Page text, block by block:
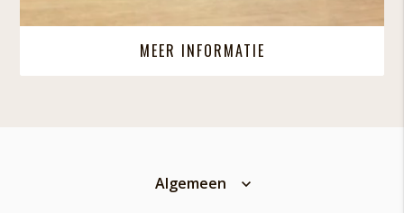
MEER INFORMATIE
Algemeen